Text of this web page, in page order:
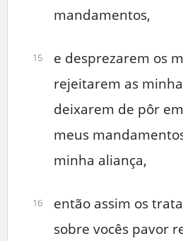
mandamentos,
15
e desprezarem os
rejeitarem as
deixarem de pôr
meus
minha aliança,
16
então assim os
sobre vocês pavor